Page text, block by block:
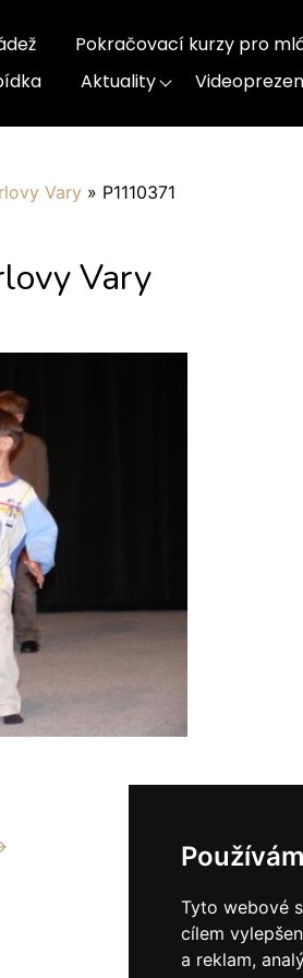
Tyto webové
cílem
a reklam,
Pokračovací kurzy pro
Aktuality
Vary » P1110371
Vary